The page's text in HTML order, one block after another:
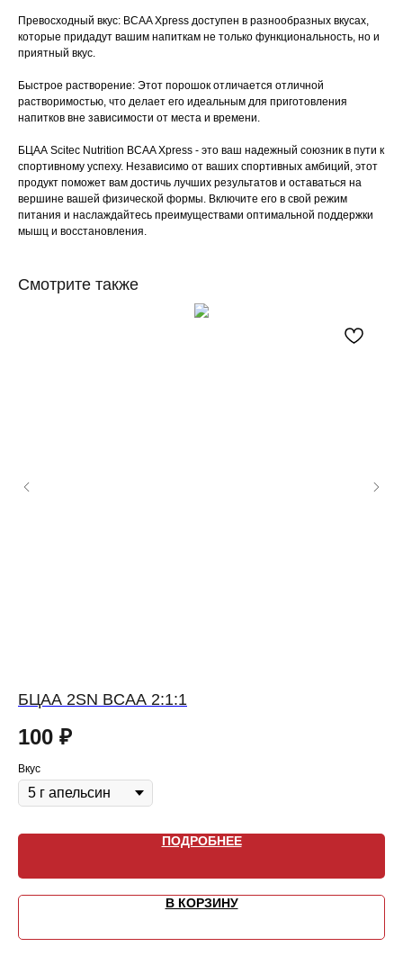
Превосходный вкус: BCAA Xpress доступен в разнообразных вкусах,
которые придадут вашим напиткам не только функциональность, но и
приятный вкус.
Быстрое растворение: Этот порошок отличается отличной
растворимостью, что делает его идеальным для приготовления
напитков вне зависимости от места и времени.
БЦАА Scitec Nutrition BCAA Xpress - это ваш надежный союзник в пути к
спортивному успеху. Независимо от ваших спортивных амбиций, этот
продукт поможет вам достичь лучших результатов и оставаться на
вершине вашей физической формы. Включите его в свой режим
питания и наслаждайтесь преимуществами оптимальной поддержки
мышц и восстановления.
Смотрите также
БЦАА 2SN BCAA 2:1:1
100 ₽
Вкус
ПОДРОБНЕЕ
В КОРЗИНУ